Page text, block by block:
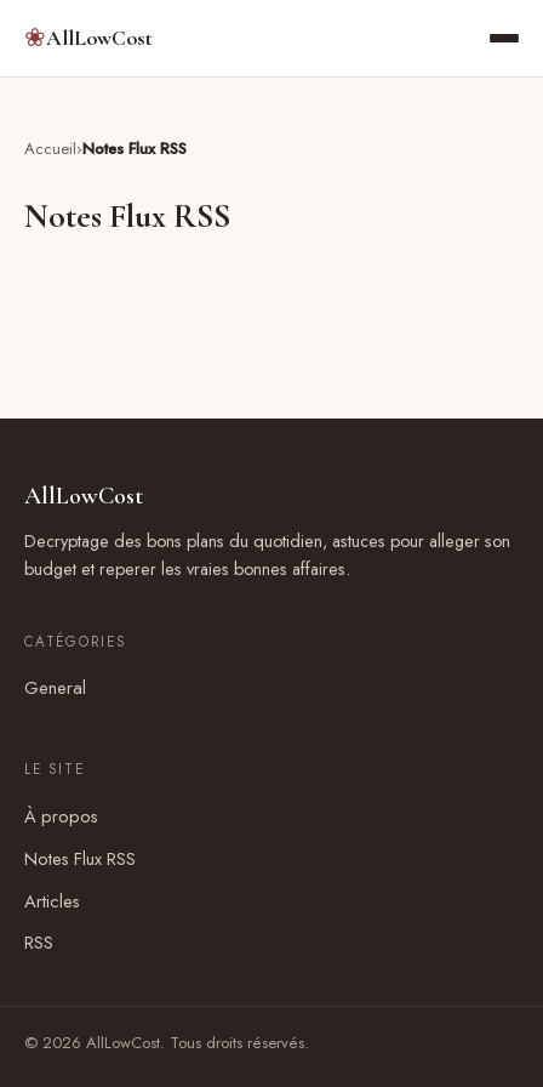
❀AllLowCost
Accueil Notes Flux RSS
Notes Flux RSS
AllLowCost
Decryptage des bons plans du quotidien, astuces pour alleger son
budget et reperer les vraies bonnes affaires.
CATÉGORIES
General
LE SITE
À propos
Notes Flux RSS
Articles
RSS
© 2026 AllLowCost. Tous droits réservés.